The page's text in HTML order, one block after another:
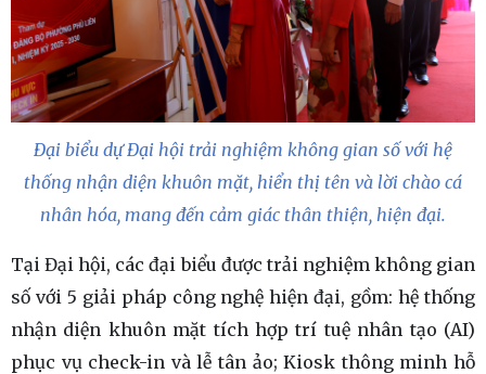
Đại biểu dự Đại hội trải nghiệm không gian số với hệ
thống nhận diện khuôn mặt, hiển thị tên và lời chào cá
nhân hóa, mang đến cảm giác thân thiện, hiện đại.
Tại Đại hội, các đại biểu được trải nghiệm không gian
số với 5 giải pháp công nghệ hiện đại, gồm: hệ thống
nhận diện khuôn mặt tích hợp trí tuệ nhân tạo (AI)
phục vụ check-in và lễ tân ảo; Kiosk thông minh hỗ